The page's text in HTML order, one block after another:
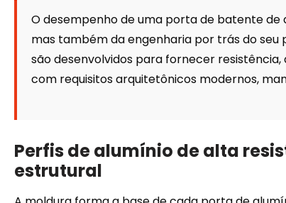
O desempenho de uma porta de batente de
mas também da engenharia por trás do
são desenvolvidos para fornecer
com requisitos arquitetônicos modernos,
Perfis de alumínio de alta
estrutural